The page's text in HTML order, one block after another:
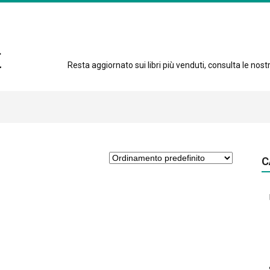
Resta aggiornato sui libri più venduti, consulta le